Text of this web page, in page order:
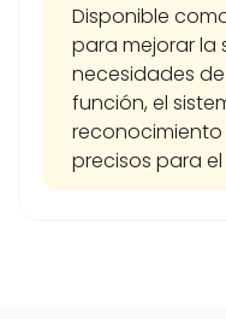
Disponible
para mejorar la
necesidades
función, el
reconocimiento
precisos para